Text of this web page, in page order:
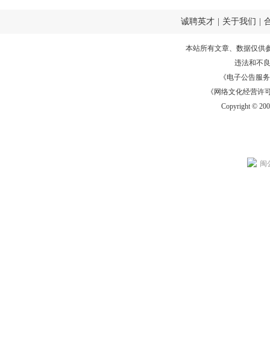
诚聘英才 关于我们
本站所有文章、数据仅供
违法和不
《电子公告服务
《网络文化经营许
Copyright ©
闽